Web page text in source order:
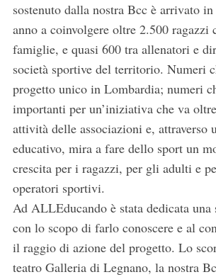
sostenuto dalla nostra Bcc è arrivato
anno a coinvolgere oltre 2.500 ragazzi
famiglie, e quasi 600 tra allenatori e
società sportive del territorio. Numeri
progetto unico in Lombardia; numeri
importanti per un’iniziativa che va
attività delle associazioni e, attraverso
educativo, mira a fare dello sport un
crescita per i ragazzi, per gli adulti e
operatori sportivi.
Ad ALLEducando è stata dedicata una
con lo scopo di farlo conoscere e al
il raggio di azione del progetto. Lo
teatro Galleria di Legnano, la nostra